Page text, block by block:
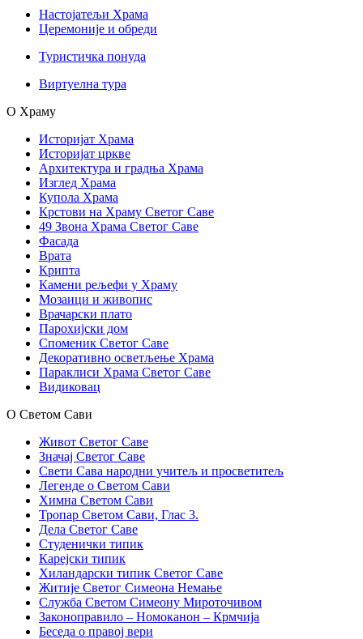
Настојатељи Храма
Церемоније и обреди
Туристичка понуда
Виртуелна тура
О Храму
Историјат Храма
Историјат цркве
Архитектура и градња Храма
Изглед Храма
Купола Храма
Крстови на Храму Светог Саве
49 Звона Храма Светог Саве
Фасада
Врата
Крипта
Камени рељефи у Храму
Мозаици и живопис
Врачарски плато
Парохијски дом
Споменик Светог Саве
Декоративно осветљење Храма
Параклиси Храма Светог Саве
Видиковац
О Светом Сави
Живот Светог Саве
Значај Светог Саве
Свети Сава народни учитељ и просветитељ
Легенде о Светом Сави
Химна Светом Сави
Тропар Светом Сави, Глас 3.
Дела Светог Саве
Студенички типик
Карејски типик
Хиландарски типик Светог Саве
Житије Светог Симеона Немање
Служба Светом Симеону Мироточивом
Законоправило – Номоканон – Крмчија
Беседа о правој вери